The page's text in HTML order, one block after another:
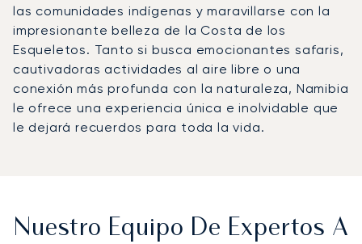
las comunidades indígenas y maravillarse con la
impresionante belleza de la Costa de los
Esqueletos. Tanto si busca emocionantes safaris,
cautivadoras actividades al aire libre o una
conexión más profunda con la naturaleza, Namibia
le ofrece una experiencia única e inolvidable que
le dejará recuerdos para toda la vida.
Nuestro Equipo De Expertos A